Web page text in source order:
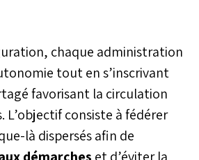
Institutes, les orientations
exposées samedi dernier
déléguée auprès du Chef
du gouvernement chargée
de la Transition numérique
et de la réforme de
l’administration, Amal El
chaque administration
tout en s’inscrivant
favorisant la circulation
L’objectif consiste à fédérer
là dispersés afin de